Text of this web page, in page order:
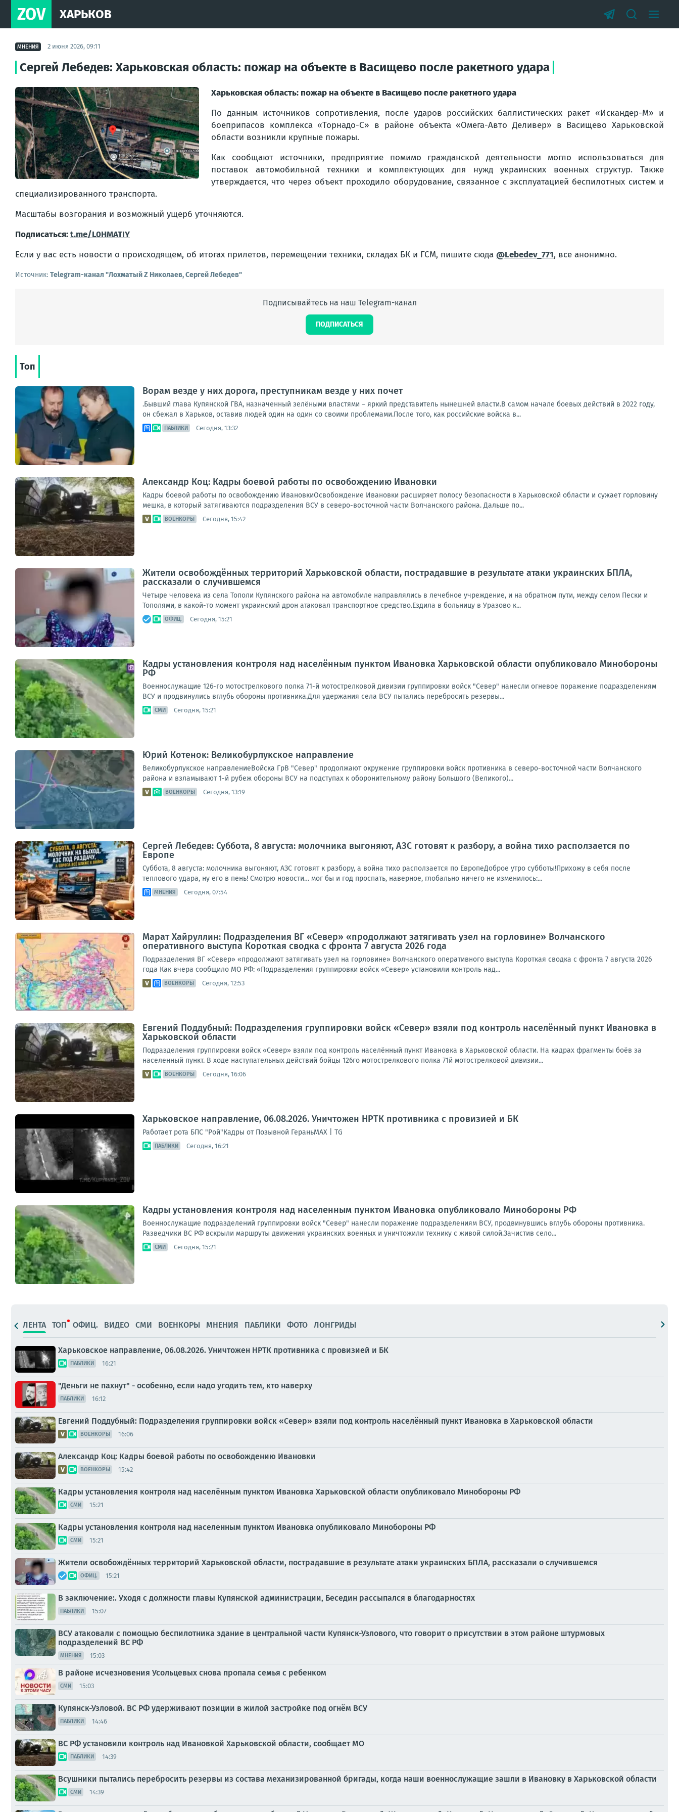
ZOV ХАРЬКОВ
МНЕНИЯ 2 июня 2026, 09:11
Сергей Лебедев: Харьковская область: пожар на объекте в Васищево после ракетного удара
Харьковская область: пожар на объекте в Васищево после ракетного удара
По данным источников сопротивления, после ударов российских баллистических ракет «Искандер-М» и
боеприпасов комплекса «Торнадо-С» в районе объекта «Омега-Авто Деливер» в Васищево Харьковской
области возникли крупные пожары.
Как сообщают источники, предприятие помимо гражданской деятельности могло использоваться для
поставок автомобильной техники и комплектующих для нужд украинских военных структур. Также
утверждается, что через объект проходило оборудование, связанное с эксплуатацией беспилотных систем и
специализированного транспорта.
Масштабы возгорания и возможный ущерб уточняются.
Подписаться:t.me/L0HMATIY
Если у вас есть новости о происходящем, об итогах прилетов, перемещении техники, складах БК и ГСМ, пишите сюда @Lebedev_771, все анонимно.
Источник: Telegram-канал "Лохматый Z Николаев, Сергей Лебедев"
Подписывайтесь на наш Telegram-канал
ПОДПИСАТЬСЯ
Топ
Ворам везде у них дорога, преступникам везде у них почет
.Бывший глава Купянской ГВА, назначенный зелёными властями – яркий представитель нынешней власти.В самом начале боевых действий в 2022 году,
он сбежал в Харьков, оставив людей один на один со своими проблемами.После того, как российские войска в...
ПАБЛИКИ Сегодня, 13:32
Александр Коц: Кадры боевой работы по освобождению Ивановки
Кадры боевой работы по освобождению ИвановкиОсвобождение Ивановки расширяет полосу безопасности в Харьковской области и сужает горловину
мешка, в который затягиваются подразделения ВСУ в северо-восточной части Волчанского района. Дальше по...
ВОЕНКОРЫ Сегодня, 15:42
Жители освобождённых территорий Харьковской области, пострадавшие в результате атаки украинских БПЛА,
рассказали о случившемся
Четыре человека из села Тополи Купянского района на автомобиле направлялись в лечебное учреждение, и на обратном пути, между селом Пески и
Тополями, в какой-то момент украинский дрон атаковал транспортное средство.Ездила в больницу в Уразово к...
ОФИЦ. Сегодня, 15:21
Кадры установления контроля над населённым пунктом Ивановка Харьковской области опубликовало Минобороны
РФ
Военнослужащие 126-го мотострелкового полка 71-й мотострелковой дивизии группировки войск "Север" нанесли огневое поражение подразделениям
ВСУ и продвинулись вглубь обороны противника.Для удержания села ВСУ пытались перебросить резервы...
СМИ Сегодня, 15:21
Юрий Котенок: Великобурлукское направление
Великобурлукское направлениеВойска ГрВ "Север" продолжают окружение группировки войск противника в северо-восточной части Волчанского
района и взламывают 1-й рубеж обороны ВСУ на подступах к оборонительному району Большого (Великого)...
ВОЕНКОРЫ Сегодня, 13:19
Сергей Лебедев: Суббота, 8 августа: молочника выгоняют, АЗС готовят к разбору, а война тихо расползается по
Европе
Суббота, 8 августа: молочника выгоняют, АЗС готовят к разбору, а война тихо расползается по ЕвропеДоброе утро субботы!Прихожу в себя после
теплового удара, ну его в пень! Смотрю новости… мог бы и год проспать, наверное, глобально ничего не изменилось:...
МНЕНИЯ Сегодня, 07:54
Марат Хайруллин: Подразделения ВГ «Север» «продолжают затягивать узел на горловине» Волчанского
оперативного выступа Короткая сводка с фронта 7 августа 2026 года
Подразделения ВГ «Север» «продолжают затягивать узел на горловине» Волчанского оперативного выступа Короткая сводка с фронта 7 августа 2026
года Как вчера сообщило МО РФ: «Подразделения группировки войск «Север» установили контроль над...
ВОЕНКОРЫ Сегодня, 12:53
Евгений Поддубный: Подразделения группировки войск «Север» взяли под контроль населённый пункт Ивановка в
Харьковской области
Подразделения группировки войск «Север» взяли под контроль населённый пункт Ивановка в Харьковской области. На кадрах фрагменты боёв за
населенный пункт. В ходе наступательных действий бойцы 126го мотострелкового полка 71й мотострелковой дивизии...
ВОЕНКОРЫ Сегодня, 16:06
Харьковское направление, 06.08.2026. Уничтожен НРТК противника с провизией и БК
Работает рота БПС "Рой"Кадры от Позывной ГераньMAX | TG
ПАБЛИКИ Сегодня, 16:21
Кадры установления контроля над населенным пунктом Ивановка опубликовало Минобороны РФ
Военнослужащие подразделений группировки войск "Север" нанесли поражение подразделениям ВСУ, продвинувшись вглубь обороны противника.
Разведчики ВС РФ вскрыли маршруты движения украинских военных и уничтожили технику с живой силой.Зачистив село...
СМИ Сегодня, 15:21
ЛЕНТА ТОП ОФИЦ. ВИДЕО СМИ ВОЕНКОРЫ МНЕНИЯ ПАБЛИКИ ФОТО ЛОНГРИДЫ
Харьковское направление, 06.08.2026. Уничтожен НРТК противника с провизией и БК
ПАБЛИКИ 16:21
"Деньги не пахнут" - особенно, если надо угодить тем, кто наверху
ПАБЛИКИ 16:12
Евгений Поддубный: Подразделения группировки войск «Север» взяли под контроль населённый пункт Ивановка в Харьковской области
ВОЕНКОРЫ 16:06
Александр Коц: Кадры боевой работы по освобождению Ивановки
ВОЕНКОРЫ 15:42
Кадры установления контроля над населённым пунктом Ивановка Харьковской области опубликовало Минобороны РФ
СМИ 15:21
Кадры установления контроля над населенным пунктом Ивановка опубликовало Минобороны РФ
СМИ 15:21
Жители освобождённых территорий Харьковской области, пострадавшие в результате атаки украинских БПЛА, рассказали о случившемся
ОФИЦ. 15:21
В заключение:. Уходя с должности главы Купянской администрации, Беседин рассыпался в благодарностях
ПАБЛИКИ 15:07
ВСУ атаковали с помощью беспилотника здание в центральной части Купянск-Узлового, что говорит о присутствии в этом районе штурмовых
подразделений ВС РФ
МНЕНИЯ 15:03
В районе исчезновения Усольцевых снова пропала семья с ребенком
СМИ 15:03
Купянск-Узловой. ВС РФ удерживают позиции в жилой застройке под огнём ВСУ
ПАБЛИКИ 14:46
ВС РФ установили контроль над Ивановкой Харьковской области, сообщает МО
ПАБЛИКИ 14:39
Всушники пытались перебросить резервы из состава механизированной бригады, когда наши военнослужащие зашли в Ивановку в Харьковской области
СМИ 14:39